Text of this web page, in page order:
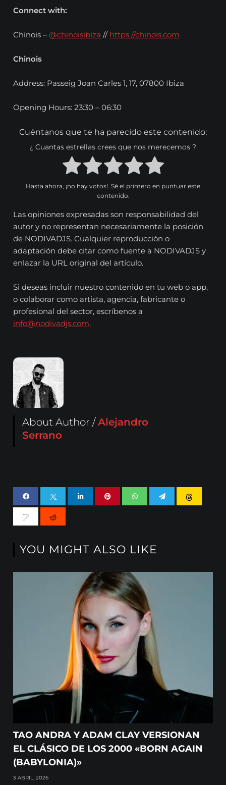
Connect with:
Chinois –@chinoisibiza // https://chinois.com
Chinois
Address: Passeig Joan Carles 1, 17, 07800 Ibiza
Opening Hours: 23:30 – 06:30
Cuéntanos que te ha parecido este contenido:
¿ Cuantas estrellas crees que nos merecemos ?
Hasta ahora, ¡no hay votos!. Sé el primero en puntuar este
contenido.
Las opiniones expresadas son responsabilidad del
autor y no representan necesariamente la posición
de NODIVADJS. Cualquier reproducción o
adaptación debe citar como fuente a NODIVADJS y
enlazar la URL original del artículo.
Si deseas incluir nuestro contenido en tu web o app,
o colaborar como artista, agencia, fabricante o
profesional del sector, escríbenos a
info@nodivadjs.com.
About Author /Alejandro
Serrano
YOU MIGHT ALSO LIKE
TAO ANDRA Y ADAM CLAY VERSIONAN
EL CLÁSICO DE LOS 2000 «BORN AGAIN
(BABYLONIA)»
3 ABRIL, 2026